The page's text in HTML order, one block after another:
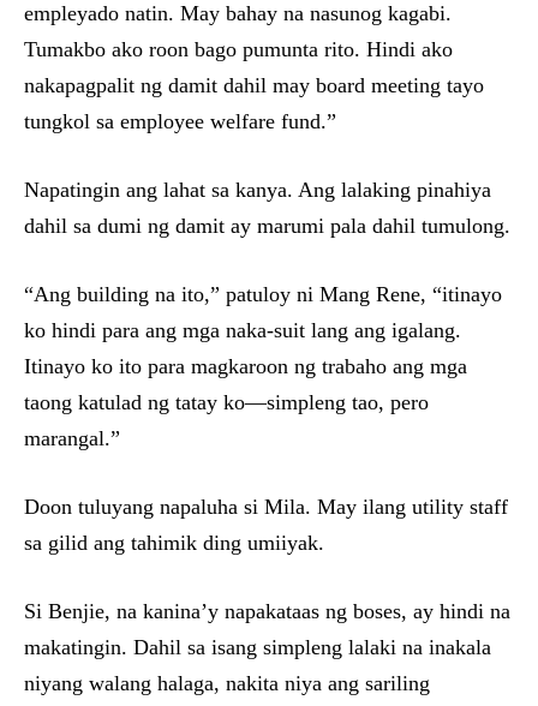
empleyado natin. May bahay na nasunog kagabi.
Tumakbo ako roon bago pumunta rito. Hindi ako
nakapagpalit ng damit dahil may board meeting tayo
tungkol sa employee welfare fund.”
Napatingin ang lahat sa kanya. Ang lalaking pinahiya
dahil sa dumi ng damit ay marumi pala dahil tumulong.
“Ang building na ito,” patuloy ni Mang Rene, “itinayo
ko hindi para ang mga naka-suit lang ang igalang.
Itinayo ko ito para magkaroon ng trabaho ang mga
taong katulad ng tatay ko—simpleng tao, pero
marangal.”
Doon tuluyang napaluha si Mila. May ilang utility staff
sa gilid ang tahimik ding umiiyak.
Si Benjie, na kanina’y napakataas ng boses, ay hindi na
makatingin. Dahil sa isang simpleng lalaki na inakala
niyang walang halaga, nakita niya ang sariling